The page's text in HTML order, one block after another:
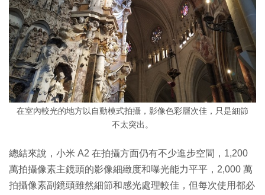
在室內較光的地方以自動模式拍攝，影像色彩層次佳，只是細節
不太突出。
總結來說，小米 A2 在拍攝方面仍有不少進步空間，1,200
萬拍攝像素主鏡頭的影像細緻度和曝光能力平平，2,000 萬
拍攝像素副鏡頭雖然細節和感光處理較佳，但每次使用都必